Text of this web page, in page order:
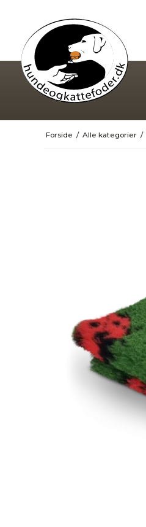
Forside / Alle kategorier /